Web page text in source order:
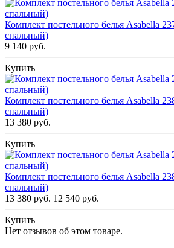
Комплект постельного белья Asabella
спальный)
9 140 руб.
Купить
Комплект постельного белья Asabella
спальный)
13 380 руб.
Купить
Комплект постельного белья Asabella
спальный)
13 380 руб. 12 540 руб.
Купить
Нет отзывов об этом товаре.